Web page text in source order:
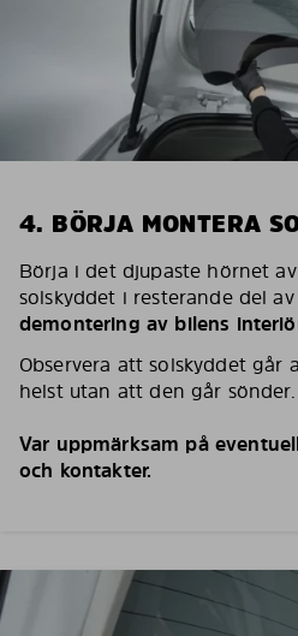
4. BÖRJA MONTERA
Börja i det djupaste hörnet
solskyddet i resterande del
demontering av bilens
Observera att solskyddet går
helst utan att den går sönder.
Var uppmärksam på
och kontakter.